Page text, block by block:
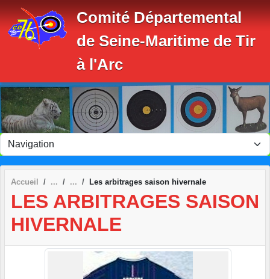
Comité Départemental
de Seine-Maritime de Tir
à l'Arc
Accueil Les arbitrages saison hivernale
LES ARBITRAGES SAISON
HIVERNALE
Panneau de gestion des cookies